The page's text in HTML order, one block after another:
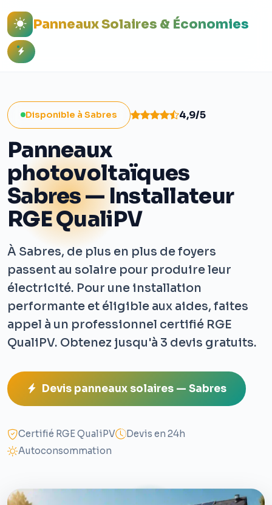
Panneaux Solaires & Économies
Disponible à Sabres 4,9/5
Panneaux
photovoltaïques
Sabres — Installateur
RGE QualiPV
À Sabres, de plus en plus de foyers
passent au solaire pour produire leur
électricité. Pour une installation
performante et éligible aux aides, faites
appel à un professionnel certifié RGE
QualiPV. Obtenez jusqu'à 3 devis gratuits.
Devis panneaux solaires — Sabres
Certifié RGE QualiPV
Devis en 24h
Autoconsommation